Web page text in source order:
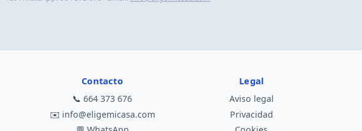
Contacto
📞664 373 676
✉️ info@eligemicasa.com
Legal
Aviso legal
Privacidad